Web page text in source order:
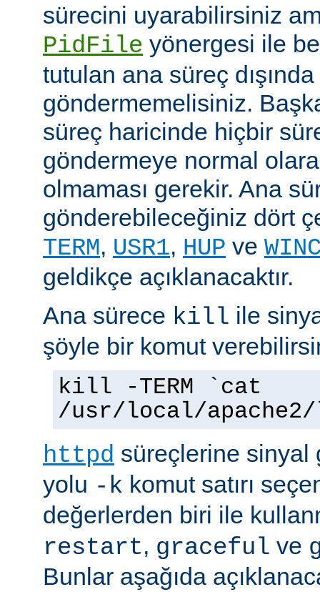
sürecini uyarabilirsiniz
PidFile yönergesi ile
tutulan ana süreç
göndermemelisiniz.
süreç haricinde hiçbir
göndermeye normal
olmaması gerekir. Ana
gönderebileceğiniz dört
TERM, USR1, HUP ve
geldikçe açıklanacaktır.
Ana sürece kill ile
şöyle bir komut
kill -TERM `cat
/usr/local/
httpd süreçlerine sinyal
yolu -k komut satırı
değerlerden biri ile
restart, graceful ve
Bunlar aşağıda